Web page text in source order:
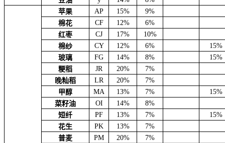
苹果 AP 15%
9%
棉花
CF 12%
6%
红枣
CJ 17%
10%
棉纱
CY 12% 6%
15%
玻璃
FG 14% 8%
15%
粳稻
JR 20%
7%
晚籼稻
LR 20%
7%
甲醇
MA 13% 7%
15%
菜籽油
OI 14%
8%
短纤
PF 13% 7%
15%
花生
PK 13%
7%
普麦
PM 20%
7%